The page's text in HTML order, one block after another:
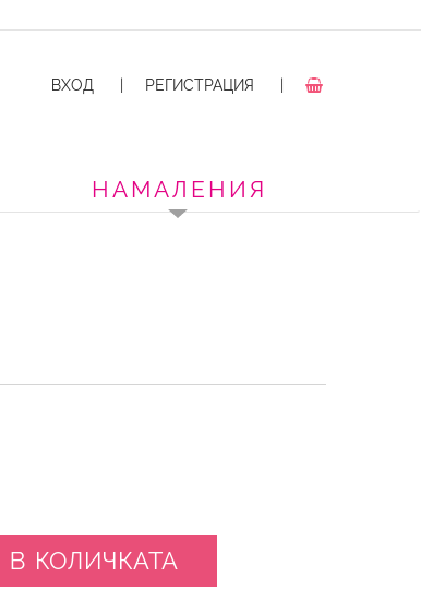
ВХОД РЕГИСТРАЦИЯ
НАМАЛЕНИЯ
КОЛИЧКАТА